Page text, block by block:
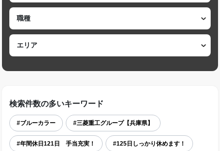
検索件数の多いキーワード
#ブルーカラー #三菱重工グループ【兵庫県】
#年間休日121日 手当充実！ #125日しっかり休めます！